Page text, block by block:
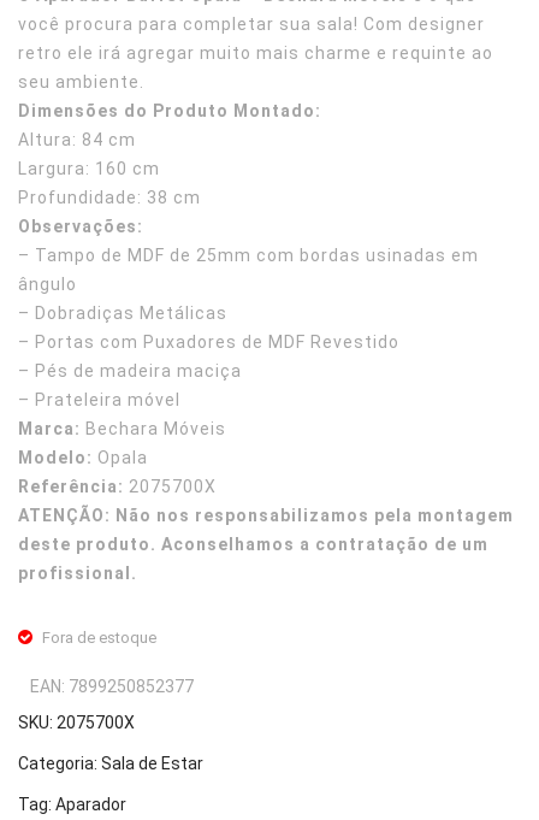
Fruteira
Fogões ⬇
Fogareiro
Banheiro ⬇
Armário de Banheiro
Espelheira
Cadeiras ⬇
Cadeiras
Gamer
Retrô
White
era:
R$768,18.
é:
R$640,99.
você procura para completar sua sala! Com designer
retro ele irá agregar muito mais charme e requinte ao
seu ambiente.
Dimensões do Produto Montado:
Altura: 84 cm
Largura: 160 cm
Profundidade: 38 cm
Observações:
– Tampo de MDF de 25mm com bordas usinadas em
ângulo
– Dobradiças Metálicas
– Portas com Puxadores de MDF Revestido
– Pés de madeira maciça
– Prateleira móvel
Marca: Bechara Móveis
Modelo: Opala
Referência: 2075700X
ATENÇÃO: Não nos responsabilizamos pela montagem
deste produto. Aconselhamos a contratação de um
profissional.
Fora de estoque
SKU: 2075700X
Categoria: Sala de Estar
Tag: Aparador
EAN: 7899250852377